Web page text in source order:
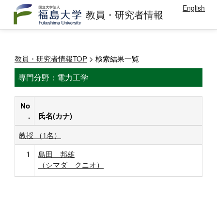
教員・研究者情報 English
教員・研究者情報TOP > 検索結果一覧
専門分野：電力工学
No
.
氏名(カナ)
教授 （1名）
1
島田 邦雄
（シマダ クニオ）